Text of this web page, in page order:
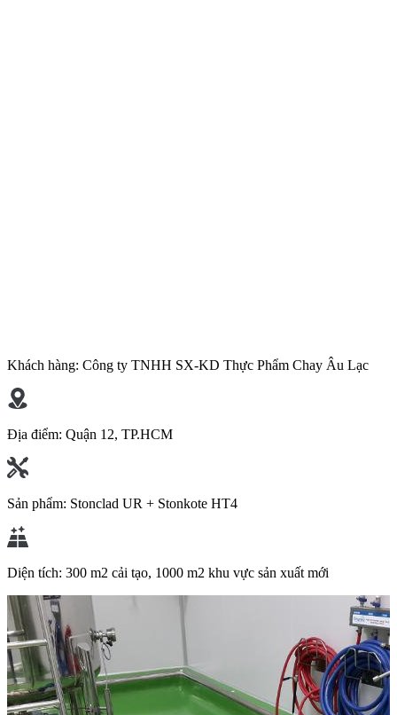
Khách hàng: Công ty TNHH SX-KD Thực Phẩm Chay Âu Lạc
Địa điểm: Quận 12, TP.HCM
Sản phẩm: Stonclad UR + Stonkote HT4
Diện tích: 300 m2 cải tạo, 1000 m2 khu vực sản xuất mới